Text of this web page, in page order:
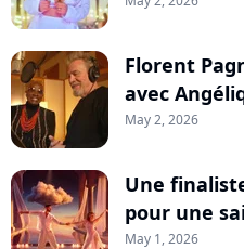
Florent
avec
May 2, 2026
Une
pour une
May 1, 2026